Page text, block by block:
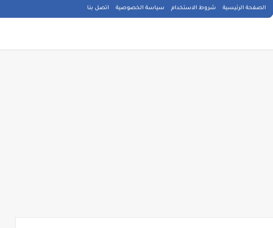
الصفحة الرئيسية شروط الاستخدام سياسة الخصوصية اتصل بنا